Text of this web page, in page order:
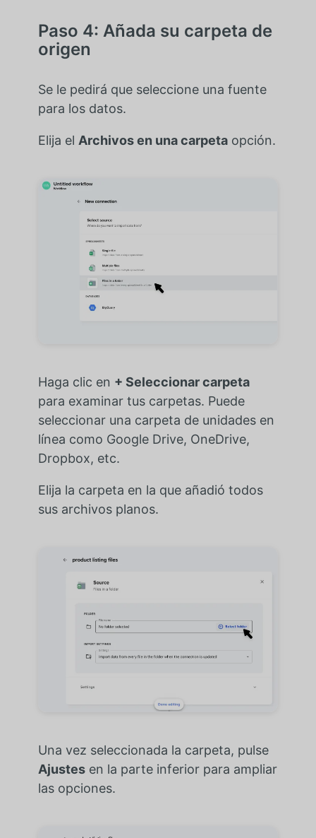
Paso 4: Añada su carpeta de
origen
Se le pedirá que seleccione una fuente
para los datos.
Elija el Archivos en una carpetaopción.
Haga clic en + Seleccionar carpeta
para examinar tus carpetas. Puede
seleccionar una carpeta de unidades en
línea como Google Drive, OneDrive,
Dropbox, etc.
Elija la carpeta en la que añadió todos
sus archivos planos.
Una vez seleccionada la carpeta, pulse
Ajustesen la parte inferior para ampliar
las opciones.